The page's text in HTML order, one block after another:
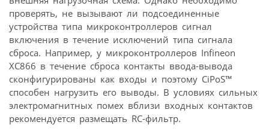
проверять, не вызывают ли подсоединенные
устройства типа микроконтроллеров сигнал
включения в течение исключений типа сигнала
сброса. Например, у микроконтроллеров Infineon
XC866 в течение сброса контакты ввода-вывода
сконфигурированы как входы и поэтому CiPoS™
способен нагрузить его выводы. В условиях сильных
электромагнитных помех вблизи входных контактов
рекомендуется размещать RC-фильтр.